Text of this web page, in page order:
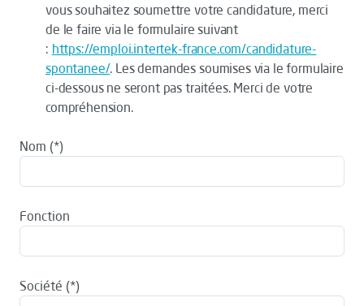
vous souhaitez soumettre votre candidature, merci
de le faire via le formulaire suivant
: https://emploi.intertek-france.com/candidature-
spontanee/. Les demandes soumises via le formulaire
ci-dessous ne seront pas traitées. Merci de votre
compréhension.
Nom
Fonction
Société